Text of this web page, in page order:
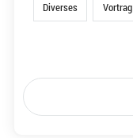
Diverses Vortrag